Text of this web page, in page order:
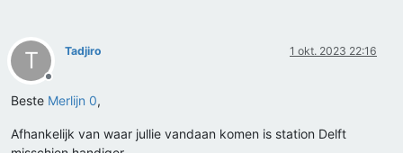
T
Offline
Tadjiro 1 okt. 2023 22:16
Beste Merlijn 0,
Afhankelijk van waar jullie vandaan komen is station Delft